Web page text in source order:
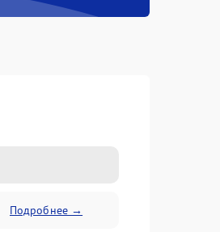
Подробнее →